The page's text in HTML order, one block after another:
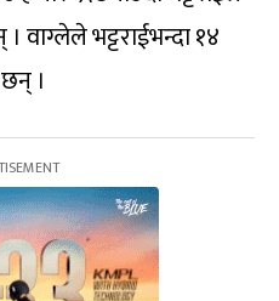
वाग्लेले भट्टराईभन्दा १४
।